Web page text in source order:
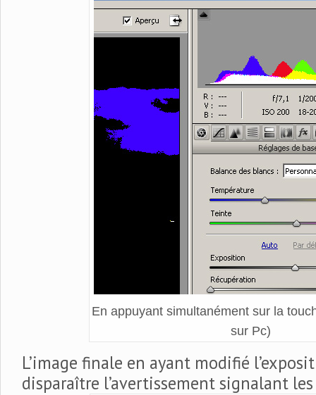
En appuyant simultanément sur la
sur Pc)
L’image finale en ayant modifié
disparaître l’avertissement signalant les